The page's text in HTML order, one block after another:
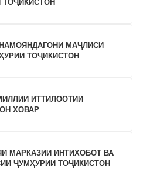
ТОҶИКИСТОН
МАҶЛИСИ
ТОҶИКИСТОН
ИТТИЛООТИИ
ХОВАР
МАРКАЗИИ ИНТИХОБОТ ВА
ҶУМҲУРИИ ТОҶИКИСТОН